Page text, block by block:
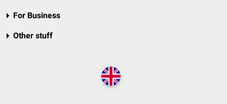
For Business
Other stuff